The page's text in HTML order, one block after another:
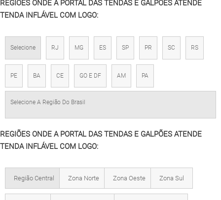
REGIÕES ONDE A PORTAL DAS TENDAS E GALPÕES ATENDE
TENDA INFLÁVEL COM LOGO:
Selecione RJ MG ES SP PR SC RS
PE BA CE GO E DF AM PA
Selecione A Região Do Brasil
REGIÕES ONDE A PORTAL DAS TENDAS E GALPÕES ATENDE
TENDA INFLÁVEL COM LOGO:
Região Central Zona Norte Zona Oeste Zona Sul